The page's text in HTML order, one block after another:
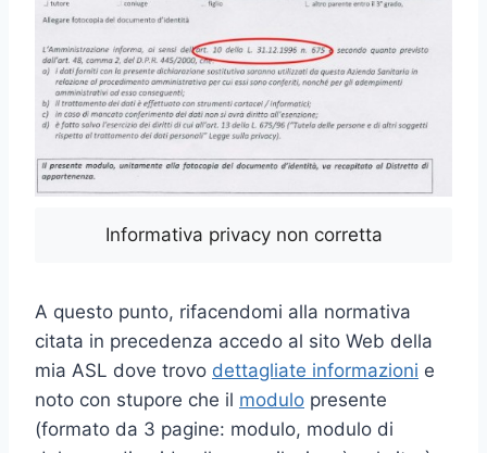
Informativa privacy non corretta
A questo punto, rifacendomi alla normativa
citata in precedenza accedo al sito Web della
mia ASL dove trovo dettagliate informazioni e
noto con stupore che il modulo presente
(formato da 3 pagine: modulo, modulo di